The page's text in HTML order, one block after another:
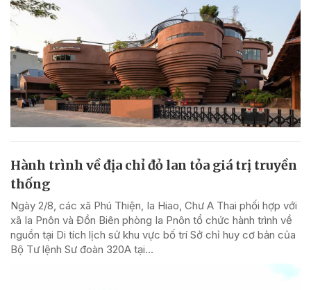
Hành trình về địa chỉ đỏ lan tỏa giá trị truyền
thống
Ngày 2/8, các xã Phú Thiện, Ia Hiao, Chư A Thai phối hợp với
xã Ia Pnôn và Đồn Biên phòng Ia Pnôn tổ chức hành trình về
nguồn tại Di tích lịch sử khu vực bố trí Sở chỉ huy cơ bản của
Bộ Tư lệnh Sư đoàn 320A tại...